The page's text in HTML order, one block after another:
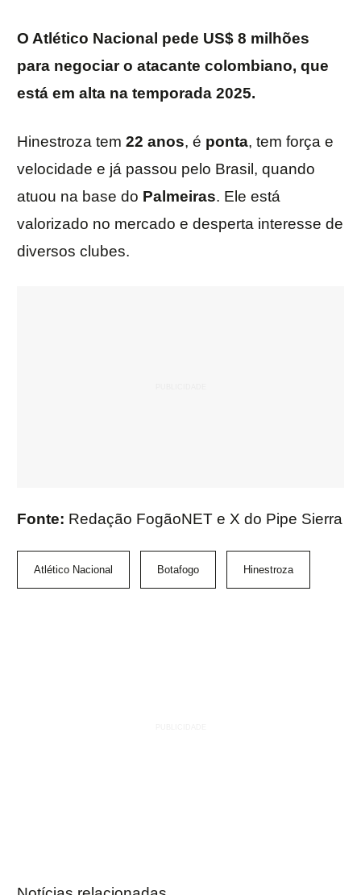
O Atlético Nacional pede US$ 8 milhões
para negociar o atacante colombiano, que
está em alta na temporada 2025.
Hinestroza tem 22 anos, é ponta, tem força e
velocidade e já passou pelo Brasil, quando
atuou na base do Palmeiras. Ele está
valorizado no mercado e desperta interesse de
diversos clubes.
Fonte: Redação FogãoNET e X do Pipe Sierra
Atlético Nacional Botafogo Hinestroza